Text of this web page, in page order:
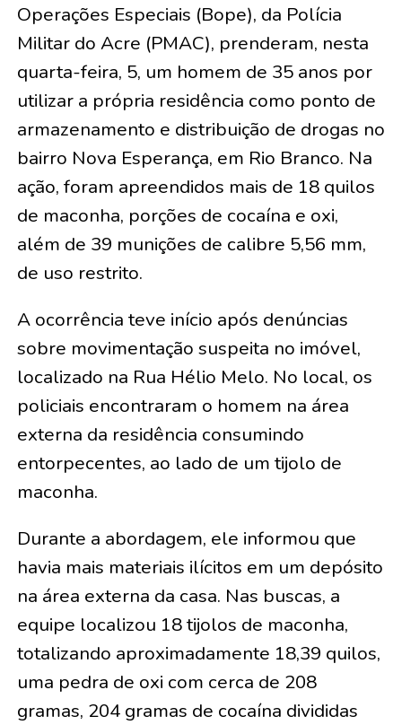
Operações Especiais (Bope), da Polícia
Militar do Acre (PMAC), prenderam, nesta
quarta-feira, 5, um homem de 35 anos por
utilizar a própria residência como ponto de
armazenamento e distribuição de drogas no
bairro Nova Esperança, em Rio Branco. Na
ação, foram apreendidos mais de 18 quilos
de maconha, porções de cocaína e oxi,
além de 39 munições de calibre 5,56 mm,
de uso restrito.
A ocorrência teve início após denúncias
sobre movimentação suspeita no imóvel,
localizado na Rua Hélio Melo. No local, os
policiais encontraram o homem na área
externa da residência consumindo
entorpecentes, ao lado de um tijolo de
maconha.
Durante a abordagem, ele informou que
havia mais materiais ilícitos em um depósito
na área externa da casa. Nas buscas, a
equipe localizou 18 tijolos de maconha,
totalizando aproximadamente 18,39 quilos,
uma pedra de oxi com cerca de 208
gramas, 204 gramas de cocaína divididas